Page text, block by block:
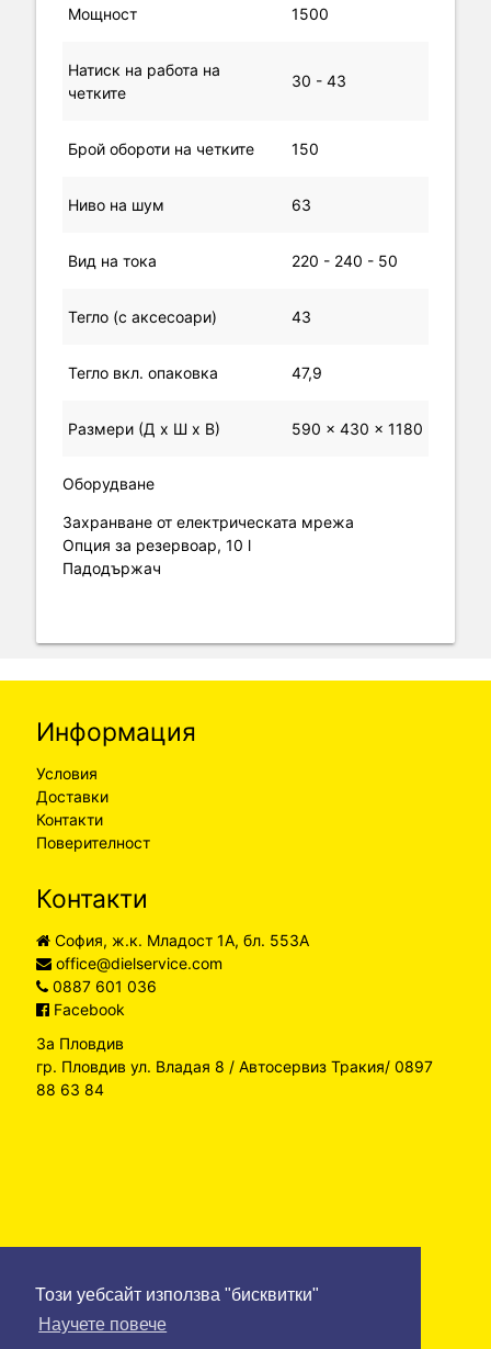
Този уебсайт използва "бисквитки"
Научете повече
Мощност 1500
Натиск на работа на
четките
30 - 43
Брой обороти на четките 150
Ниво на шум 63
Вид на тока 220 - 240 - 50
Тегло (с аксесоари) 43
Тегло вкл. опаковка 47,9
Размери (Д х Ш х В) 590 x 430 x 1180
Оборудване
Захранване от електрическата мрежа
Опция за резервоар, 10 l
Падодържач
Информация
Условия
Доставки
Контакти
Поверителност
Контакти
София, ж.к. Младост 1А, бл. 553А
office@dielservice.com
0887 601 036
Facebook
За Пловдив
гр. Пловдив ул. Владая 8 / Автосервиз Тракия/ 0897
88 63 84